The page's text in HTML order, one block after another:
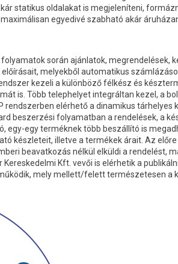
statikus oldalakat is megjeleníteni,
egyedivé szabható akár
során ajánlatok, megrendelések,
melyekből automatikus
kezeli a különböző félkész és
is. Több telephelyet integráltan kezel, a
rendszerben elérhető a dinamikus
beszerzési folyamatban a rendelések, a
egy-egy terméknek több beszállító is
készleteit, illetve a termékek árait. Az
beavatkozás nélkül elküldi a rendelést,
Kereskedelmi Kft. vevői is elérhetik a
mely mellett/felett természetesen a